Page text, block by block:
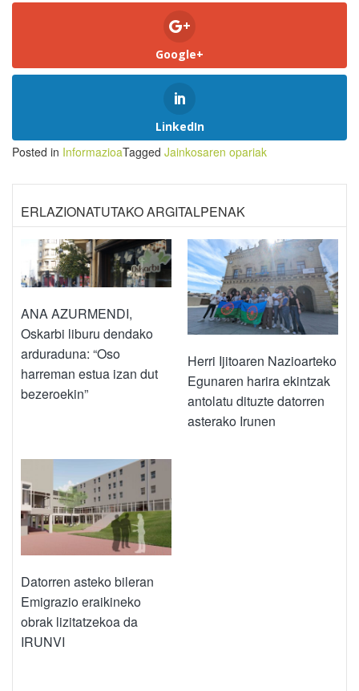
Google+
LinkedIn
Posted in InformazioaTagged Jainkosaren opariak
ERLAZIONATUTAKO ARGITALPENAK
ANA AZURMENDI,
Oskarbi liburu dendako
arduraduna: “Oso
harreman estua izan dut
bezeroekin”
Herri Ijitoaren Nazioarteko
Egunaren harira ekintzak
antolatu dituzte datorren
asterako Irunen
Datorren asteko bileran
Emigrazio eraikineko
obrak lizitatzekoa da
IRUNVI